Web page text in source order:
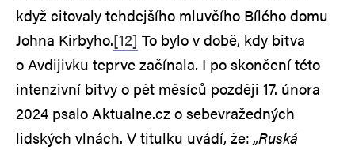
když citovaly tehdejšího mluvčího Bílého domu
Johna Kirbyho.[12] To bylo v době, kdy bitva
o Avdijivku teprve začínala. I po skončení této
intenzivní bitvy o pět měsíců později 17. února
2024 psalo Aktualne.cz o sebevražedných
lidských vlnách. V titulku uvádí, že:„Ruská